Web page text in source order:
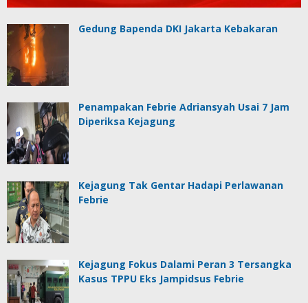
Gedung Bapenda DKI Jakarta Kebakaran
Penampakan Febrie Adriansyah Usai 7 Jam
Diperiksa Kejagung
Kejagung Tak Gentar Hadapi Perlawanan
Febrie
Kejagung Fokus Dalami Peran 3 Tersangka
Kasus TPPU Eks Jampidsus Febrie